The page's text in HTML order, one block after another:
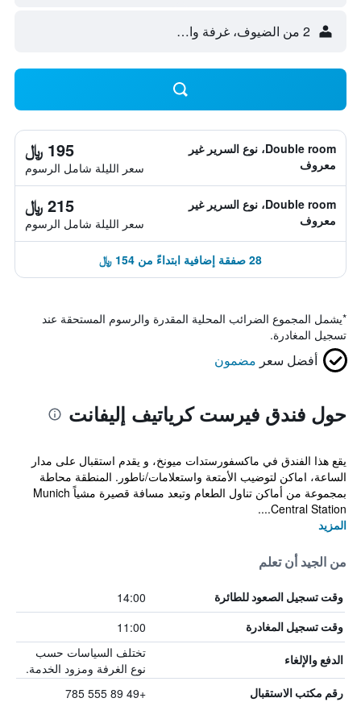
2 من الضيوف، غرفة واحدة
Double room، نوع السرير غير
معروف
195 ﷼
سعر الليلة شامل الرسوم
Double room، نوع السرير غير
معروف
215 ﷼
سعر الليلة شامل الرسوم
28 صفقة إضافية ابتداءً من 154 ﷼
*يشمل المجموع الضرائب المحلية المقدرة والرسوم المستحقة عند
تسجيل المغادرة.
أفضل سعر مضمون
حول فندق فيرست كرياتيف إليفانت
يقع هذا الفندق في ماكسفورستدات ميونخ، و يقدم استقبال على مدار
الساعة، اماكن لتوضيب الأمتعة واستعلامات/ناطور. المنطقة محاطة
بمجموعة من أماكن تناول الطعام وتبعد مسافة قصيرة مشياً Munich
Central Station....
المزيد
من الجيد أن تعلم
وقت تسجيل الصعود للطائرة 14:00
وقت تسجيل المغادرة 11:00
الدفع والإلغاء
تختلف السياسات حسب
نوع الغرفة ومزود الخدمة.
رقم مكتب الاستقبال +49 89 555 785